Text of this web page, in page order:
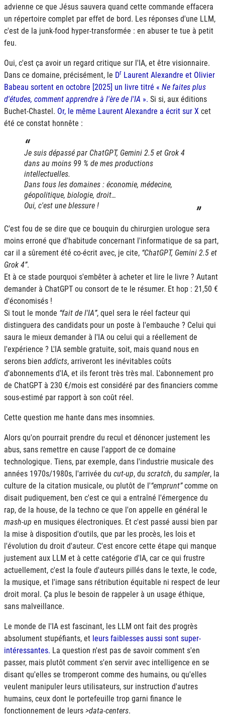
advienne ce que Jésus sauvera quand cette commande effacera
un répertoire complet par effet de bord. Les réponses d'une LLM,
c'est de la junk-food hyper-transformée : en abuser te tue à petit
feu.
Oui, c'est ça avoir un regard critique sur l'IA, et être visionnaire.
Dans ce domaine, précisément, le Dr Laurent Alexandre et Olivier
Babeau sortent en octobre [2025] un livre titré « Ne faites plus
d'études, comment apprendre à l'ère de l'IA ». Si si, aux éditions
Buchet-Chastel. Or, le même Laurent Alexandre a écrit sur X cet
été ce constat honnête :
Je suis dépassé par ChatGPT, Gemini 2.5 et Grok 4
dans au moins 99 % de mes productions
intellectuelles.
Dans tous les domaines : économie, médecine,
géopolitique, biologie, droit…
Oui, c'est une blessure !
C'est fou de se dire que ce bouquin du chirurgien urologue sera
moins erroné que d'habitude concernant l'informatique de sa part,
car il a sûrement été co-écrit avec, je cite, ChatGPT, Gemini 2.5 et
Grok 4 .
Et à ce stade pourquoi s'embêter à acheter et lire le livre ? Autant
demander à ChatGPT ou consort de te le résumer. Et hop : 21,50 €
d'économisés !
Si tout le monde fait de l'IA , quel sera le réel facteur qui
distinguera des candidats pour un poste à l'embauche ? Celui qui
saura le mieux demander à l'IA ou celui qui a réellement de
l'expérience ? L'IA semble gratuite, soit, mais quand nous en
serons bien addicts, arriveront les inévitables coûts
d'abonnements d'IA, et ils feront très très mal. L'abonnement pro
de ChatGPT à 230 €/mois est considéré par des financiers comme
sous-estimé par rapport à son coût réel.
Cette question me hante dans mes insomnies.
Alors qu'on pourrait prendre du recul et dénoncer justement les
abus, sans remettre en cause l'apport de ce domaine
technologique. Tiens, par exemple, dans l'industrie musicale des
années 1970s/1980s, l'arrivée du cut-up, du scratch, du sampler, la
culture de la citation musicale, ou plutôt de l' emprunt comme on
disait pudiquement, ben c'est ce qui a entraîné l'émergence du
rap, de la house, de la techno ce que l'on appelle en général le
mash-up en musiques électroniques. Et c'est passé aussi bien par
la mise à disposition d'outils, que par les procès, les lois et
l'évolution du droit d'auteur. C'est encore cette étape qui manque
justement aux LLM et à cette catégorie d'IA, car ce qui frustre
actuellement, c'est la foule d'auteurs pillés dans le texte, le code,
la musique, et l'image sans rétribution équitable ni respect de leur
droit moral. Ça plus le besoin de rappeler à un usage éthique,
sans malveillance.
Le monde de l'IA est fascinant, les LLM ont fait des progrès
absolument stupéfiants, et leurs faiblesses aussi sont super-
intéressantes. La question n'est pas de savoir comment s'en
passer, mais plutôt comment s'en servir avec intelligence en se
disant qu'elles se tromperont comme des humains, ou qu'elles
veulent manipuler leurs utilisateurs, sur instruction d'autres
humains, ceux dont le portefeuille trop garni finance le
fonctionnement de leurs >data-centers.